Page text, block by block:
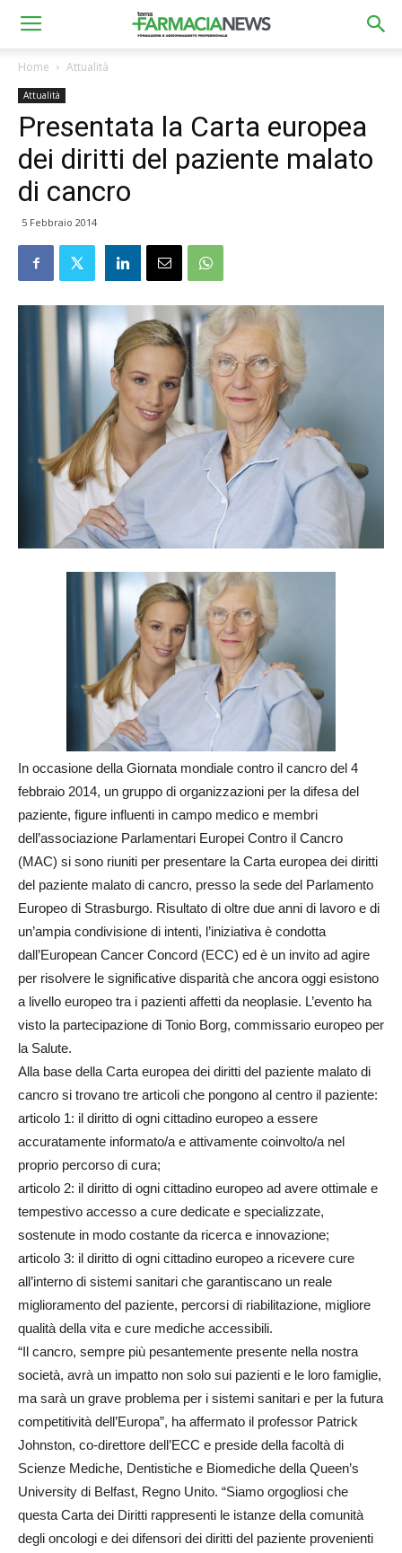
Home Attualità
Attualità
Presentata la Carta europea
dei diritti del paziente malato
di cancro
5 Febbraio 2014
In occasione della Giornata mondiale contro il cancro del 4
febbraio 2014, un gruppo di organizzazioni per la difesa del
paziente, figure influenti in campo medico e membri
dell’associazione Parlamentari Europei Contro il Cancro
(MAC) si sono riuniti per presentare la Carta europea dei diritti
del paziente malato di cancro, presso la sede del Parlamento
Europeo di Strasburgo. Risultato di oltre due anni di lavoro e di
un’ampia condivisione di intenti, l’iniziativa è condotta
dall’European Cancer Concord (ECC) ed è un invito ad agire
per risolvere le significative disparità che ancora oggi esistono
a livello europeo tra i pazienti affetti da neoplasie. L’evento ha
visto la partecipazione di Tonio Borg, commissario europeo per
la Salute.
Alla base della Carta europea dei diritti del paziente malato di
cancro si trovano tre articoli che pongono al centro il paziente:
articolo 1: il diritto di ogni cittadino europeo a essere
accuratamente informato/a e attivamente coinvolto/a nel
proprio percorso di cura;
articolo 2: il diritto di ogni cittadino europeo ad avere ottimale e
tempestivo accesso a cure dedicate e specializzate,
sostenute in modo costante da ricerca e innovazione;
articolo 3: il diritto di ogni cittadino europeo a ricevere cure
all’interno di sistemi sanitari che garantiscano un reale
miglioramento del paziente, percorsi di riabilitazione, migliore
qualità della vita e cure mediche accessibili.
“Il cancro, sempre più pesantemente presente nella nostra
società, avrà un impatto non solo sui pazienti e le loro famiglie,
ma sarà un grave problema per i sistemi sanitari e per la futura
competitività dell’Europa”, ha affermato il professor Patrick
Johnston, co-direttore dell’ECC e preside della facoltà di
Scienze Mediche, Dentistiche e Biomediche della Queen’s
University di Belfast, Regno Unito. “Siamo orgogliosi che
questa Carta dei Diritti rappresenti le istanze della comunità
degli oncologi e dei difensori dei diritti del paziente provenienti